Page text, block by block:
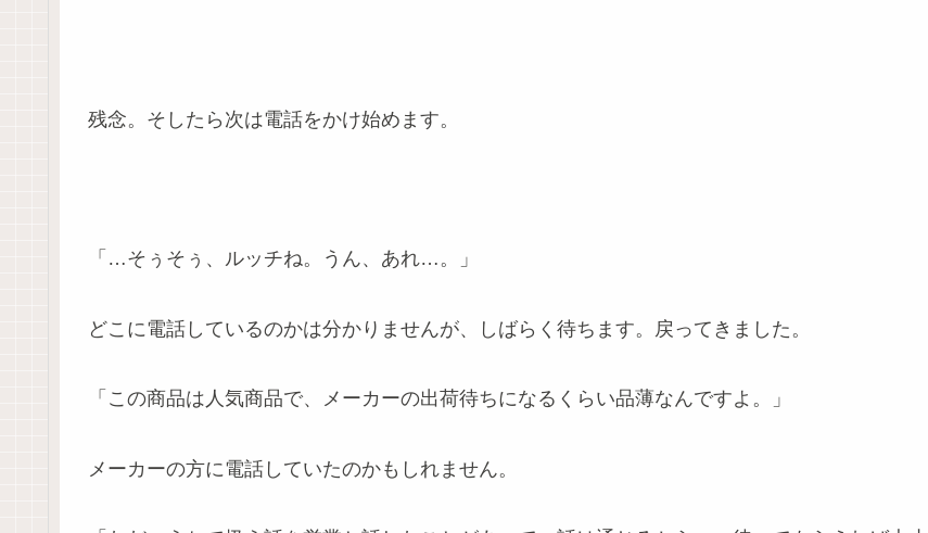
残念。そしたら次は電話をかけ始めます。
「…そぅそぅ、ルッチね。うん、あれ…。」
どこに電話しているのかは分かりませんが、しばらく待ちます。戻ってきました。
「この商品は人気商品で、メーカーの出荷待ちになるくらい品薄なんですよ。」
メーカーの方に電話していたのかもしれません。